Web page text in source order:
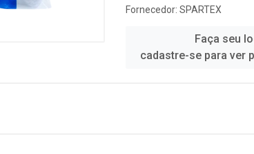
Fornecedor: SPARTEX
Faça seu
cadastre-se para ver